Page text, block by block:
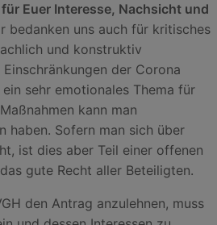
Euer Interesse, Nachsicht und
bedanken uns auch für kritisches
und konstruktiv
der Corona
sehr emotionales Thema für
kann man
haben. Sofern man sich über
ist dies aber Teil einer offenen
gute Recht aller Beteiligten.
den Antrag anzulehnen, muss